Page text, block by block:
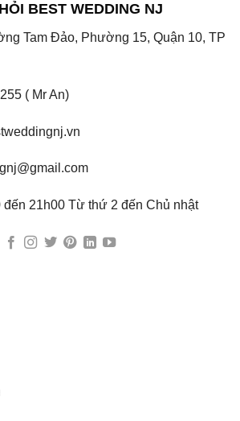
BEST WEDDING NJ
Tam Đảo, Phường 15, Quận 10, TP
( Mr An)
đến 21h00 Từ thứ 2 đến Chủ nhật